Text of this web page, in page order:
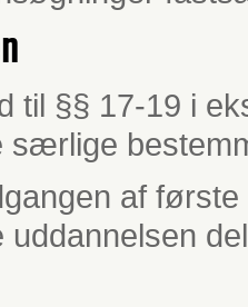
til §§ 17-19 i
af